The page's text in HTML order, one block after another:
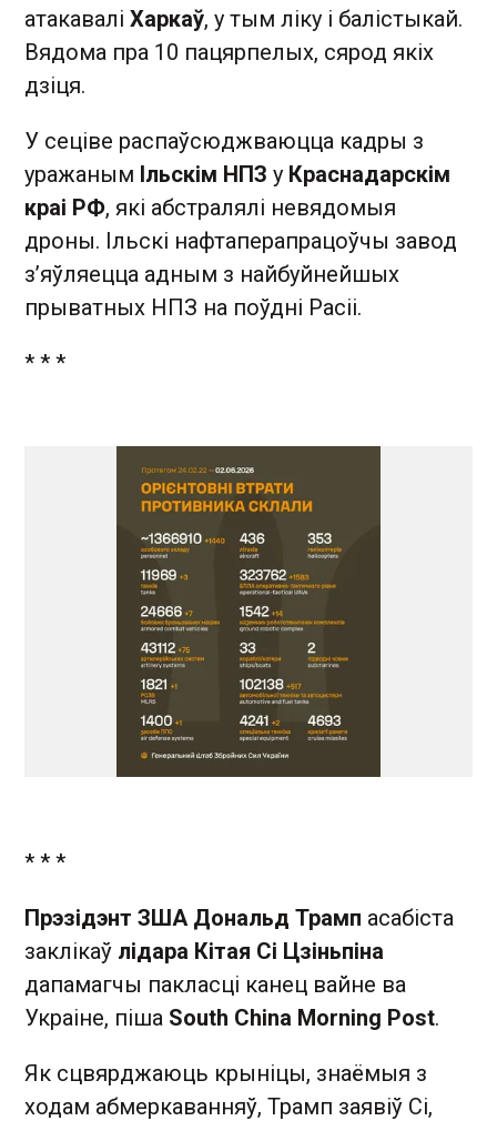
атакавалі Харкаў, у тым ліку і балістыкай.
Вядома пра 10 пацярпелых, сярод якіх
дзіця.
У сеціве распаўсюджваюцца кадры з
уражаным Ільскім НПЗ у Краснадарскім
краі РФ, які абстралялі невядомыя
дроны. Ільскі нафтаперапрацоўчы завод
з’яўляецца адным з найбуйнейшых
прыватных НПЗ на поўдні Расіі.
* * *
* * *
Прэзідэнт ЗША Дональд Трамп асабіста
заклікаў лідара Кітая Сі Цзіньпіна
дапамагчы пакласці канец вайне ва
Украіне, піша South China Morning Post.
Як сцвярджаюць крыніцы, знаёмыя з
ходам абмеркаванняў, Трамп заявіў Сі,